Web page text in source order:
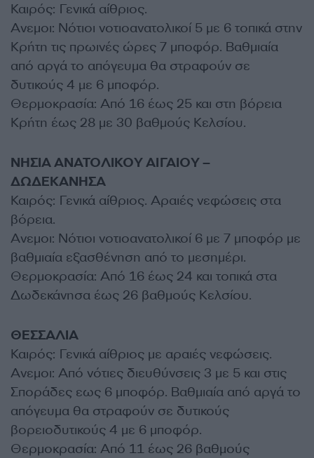
Καιρός: Γενικά αίθριος.
Ανεμοι: Νότιοι νοτιοανατολικοί 5 με 6 τοπικά στην
Κρήτη τις πρωινές ώρες 7 μποφόρ. Βαθμιαία
από αργά το απόγευμα θα στραφούν σε
δυτικούς 4 με 6 μποφόρ.
Θερμοκρασία: Από 16 έως 25 και στη βόρεια
Κρήτη έως 28 με 30 βαθμούς Κελσίου.
ΝΗΣΙΑ ΑΝΑΤΟΛΙΚΟΥ ΑΙΓΑΙΟΥ –
ΔΩΔΕΚΑΝΗΣΑ
Καιρός: Γενικά αίθριος. Αραιές νεφώσεις στα
βόρεια.
Ανεμοι: Νότιοι νοτιοανατολικοί 6 με 7 μποφόρ με
βαθμιαία εξασθένηση από το μεσημέρι.
Θερμοκρασία: Από 16 έως 24 και τοπικά στα
Δωδεκάνησα έως 26 βαθμούς Κελσίου.
ΘΕΣΣΑΛΙΑ
Καιρός: Γενικά αίθριος με αραιές νεφώσεις.
Ανεμοι: Από νότιες διευθύνσεις 3 με 5 και στις
Σποράδες εως 6 μποφόρ. Βαθμιαία από αργά το
απόγευμα θα στραφούν σε δυτικούς
βορειοδυτικούς 4 με 6 μποφόρ.
Θερμοκρασία: Από 11 έως 26 βαθμούς